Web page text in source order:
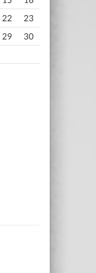
22
23
29
30